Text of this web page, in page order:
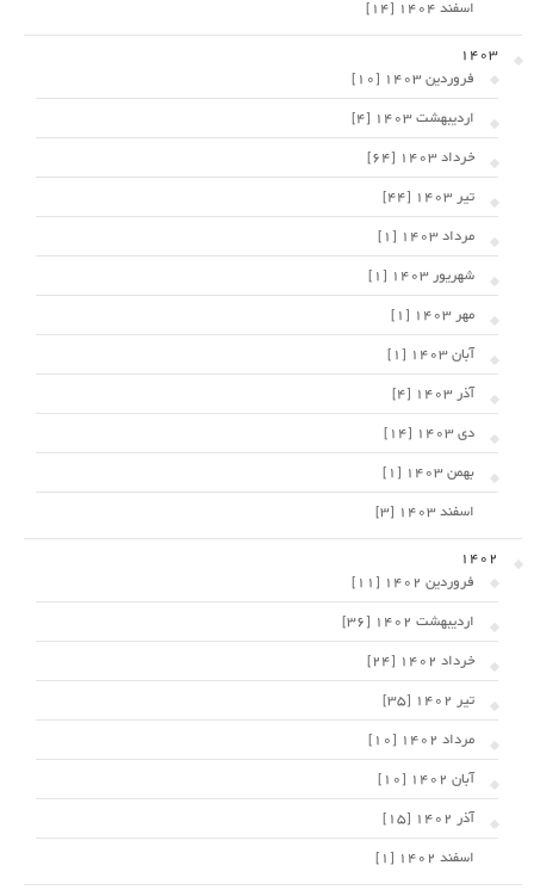
اسفند 1404 [14]
1403
فروردین 1403 [10]
اردیبهشت 1403 [4]
خرداد 1403 [64]
تیر 1403 [44]
مرداد 1403 [1]
شهریور 1403 [1]
مهر 1403 [1]
آبان 1403 [1]
آذر 1403 [4]
دی 1403 [14]
بهمن 1403 [1]
اسفند 1403 [3]
1402
فروردین 1402 [11]
اردیبهشت 1402 [36]
خرداد 1402 [24]
تیر 1402 [35]
مرداد 1402 [10]
آبان 1402 [10]
آذر 1402 [15]
اسفند 1402 [1]